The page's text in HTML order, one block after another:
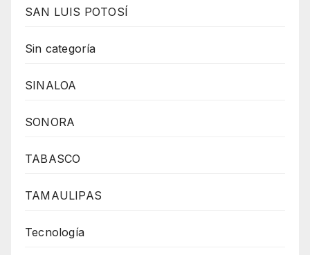
SAN LUIS POTOSÍ
Sin categoría
SINALOA
SONORA
TABASCO
TAMAULIPAS
Tecnología